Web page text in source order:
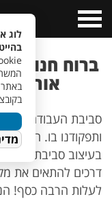
Menu
אור
סביבת העבודה
ותפקודנו בו. חברות
בעיצוב סביבת
דרכים להתאים את
לוג